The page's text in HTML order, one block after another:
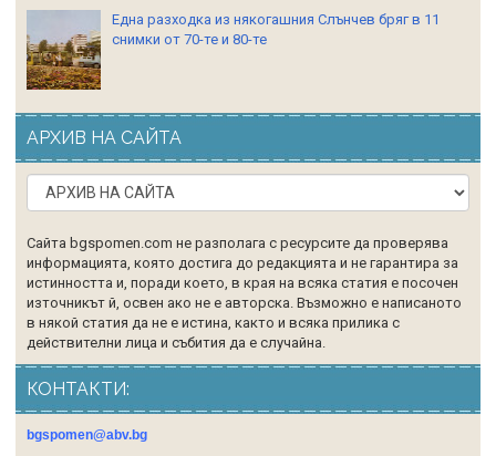
Една разходка из някогашния Слънчев бряг в 11
снимки от 70-те и 80-те
АРХИВ НА САЙТА
Сайта bgspomen.com не разполага с ресурсите да проверява
информацията, която достига до редакцията и не гарантира за
истинността и, поради което, в края на всяка статия е посочен
източникът й, освен ако не е авторска. Възможно е написаното
в някой статия да не е истина, както и всяка прилика с
действителни лица и събития да е случайна.
КОНТАКТИ:
bgspomen@abv.bg